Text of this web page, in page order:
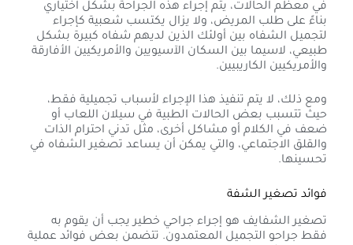
في معظم الحالات، يتم إجراء هذه الجراحة بشكل اختياري
بناءً على طلب المريض، ولا يزال يكتسب شعبية كإجراء
لتجميل الشفاه بين أولئك الذين لديهم شفاه كبيرة بشكل
طبيعي، لاسيما بين السكان الآسيويين والأمريكيين الأفارقة
والأمريكيين الكاريبيين.
ومع ذلك، لا يتم تنفيذ هذا الإجراء لأسباب تجميلية فقط،
حيث تتسبب بعض الحالات الطبية في سيلان اللعاب أو
ضعف في الكلام أو مشاكل أخرى، مثل تدني احترام الذات
والقلق الاجتماعي، والتي يمكن أن يساعد تصغير الشفاه في
تحسينها.
فوائد تصغير الشفة
تصغير الشفايف هو إجراء جراحي خطير يجب أن يقوم به
فقط جراحو التجميل المعتمدون. تتضمن بعض فوائد عملية